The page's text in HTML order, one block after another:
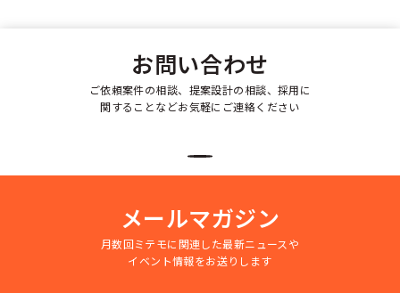
お問い合わせ
ご依頼案件の相談、提案設計の相談、採用に
関することなどお気軽にご連絡ください
メールマガジン
月数回ミテモに関連した最新ニュースや
イベント情報をお送りします